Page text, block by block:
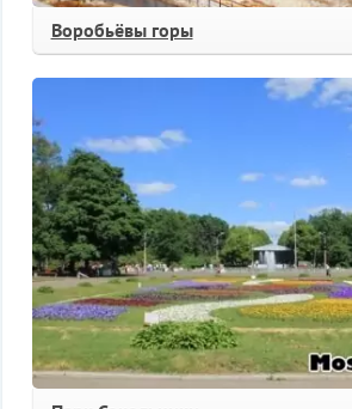
Воробьёвы горы